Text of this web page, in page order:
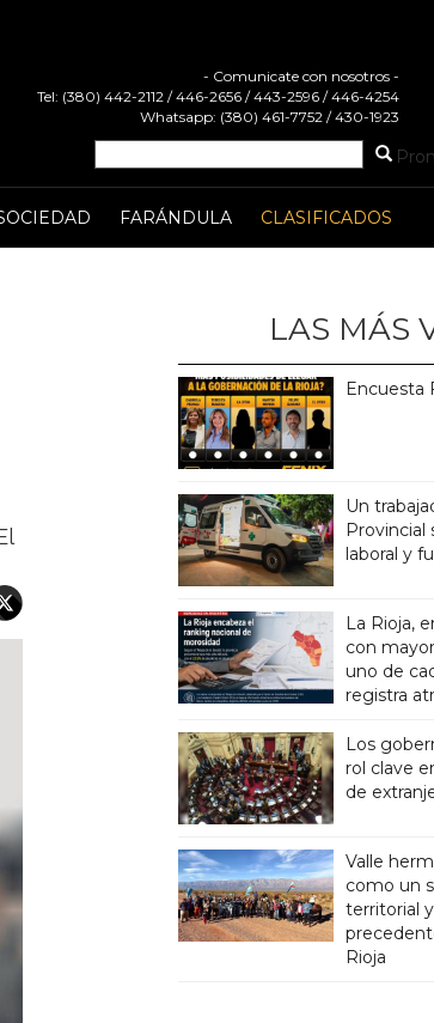
- Comunicate con nosotros -
Tel: (380) 442-2112 / 446-2656 / 443-2596 / 446-4254
Whatsapp: (380) 461-7752 / 430-1923
FARÁNDULA CLASIFICADOS
LAS MÁS
Encuesta
Un
Provincial
laboral y
La Rioja,
con
uno de
registra
Los
rol clave
de
Valle
como un
territorial
Rioja